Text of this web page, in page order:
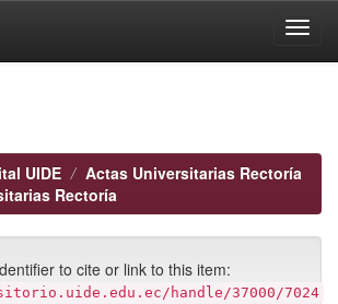
UIDE
Actas Universitarias Rectoría
Rectoría
to cite or link to this item:
handle/37000/7024